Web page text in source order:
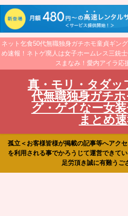
ネット乞食50代無職独身ガチホモ童貞ギン
め速報！ネトゲ廃人は女子ホームレス三銃
スまなみ！愛内アイラ応
真・モリ・タダッ
代無職独身ガチ
グ・ゲイなー女
まとめ
孤立＜お客様皆様が掲載の記事等へアク
を利用される事でかろうじて運営できて
足労頂き誠に有難うご